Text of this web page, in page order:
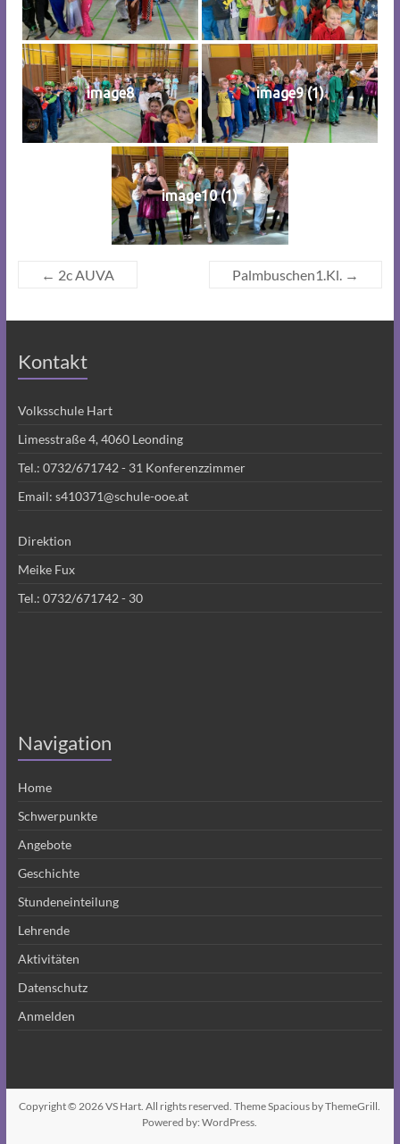
image8 image9 (1)
image10 (1)
← 2c AUVA Palmbuschen1.Kl. →
Kontakt
Volksschule Hart
Limesstraße 4, 4060 Leonding
Tel.: 0732/671742 - 31 Konferenzzimmer
Email: s410371@schule-ooe.at
Direktion
Meike Fux
Tel.: 0732/671742 - 30
Navigation
Home
Schwerpunkte
Angebote
Geschichte
Stundeneinteilung
Lehrende
Aktivitäten
Datenschutz
Anmelden
Copyright © 2026VS Hart. All rights reserved. ThemeSpacious by ThemeGrill.
Powered by:WordPress.